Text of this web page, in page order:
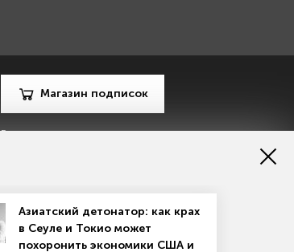
Магазин подписок
Рекламодателям
Азиатский детонатор: как крах
в Сеуле и Токио может
похоронить экономики США и